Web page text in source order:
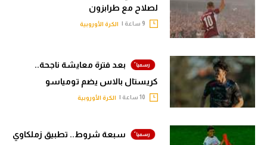
لصلاح مع طرابزون
الكرة الأوروبية
بعد فترة معايشة ناجحة..
كريستال بالاس يضم تومياسو
الكرة الأوروبية
سبعة شروط.. تطبيق زملكاوي